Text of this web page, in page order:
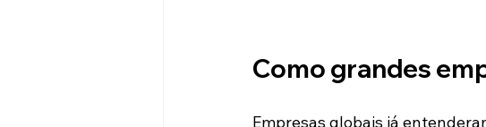
Como grandes
Empresas globais já